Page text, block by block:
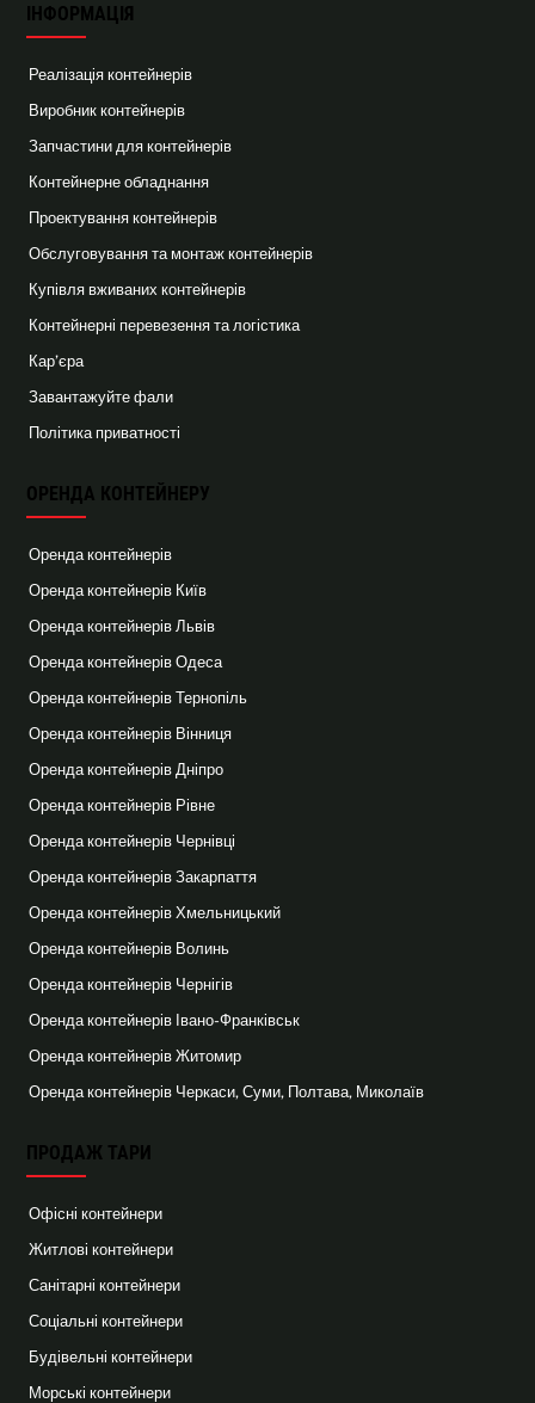
ІНФОРМАЦІЯ
Реалізація контейнерів
Виробник контейнерів
Запчастини для контейнерів
Контейнерне обладнання
Проектування контейнерів
Обслуговування та монтаж контейнерів
Купівля вживаних контейнерів
Контейнерні перевезення та логістика
Кар’єра
Завантажуйте фали
Політика приватності
ОРЕНДА КОНТЕЙНЕРУ
Оренда контейнерів
Оренда контейнерів Київ
Оренда контейнерів Львів
Оренда контейнерів Одеса
Оренда контейнерів Тернопіль
Оренда контейнерів Вінниця
Оренда контейнерів Дніпро
Оренда контейнерів Рівне
Оренда контейнерів Чернівці
Оренда контейнерів Закарпаття
Оренда контейнерів Хмельницький
Оренда контейнерів Волинь
Оренда контейнерів Чернігів
Оренда контейнерів Івано-Франківськ
Оренда контейнерів Житомир
Оренда контейнерів Черкаси, Суми, Полтава, Миколаїв
ПРОДАЖ ТАРИ
Офісні контейнери
Житлові контейнери
Санітарні контейнери
Соціальні контейнери
Будівельні контейнери
Морські контейнери